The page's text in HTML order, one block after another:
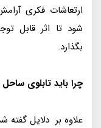
ارتعاشات فکری
شود تا اثر قابل
بگذارد.
چرا باید تابلوی
علاوه بر دلایل